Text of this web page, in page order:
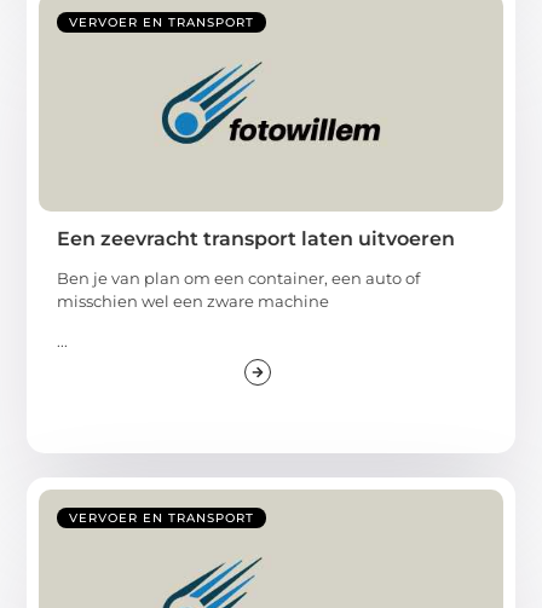
VERVOER EN TRANSPORT
Een zeevracht transport laten uitvoeren
Ben je van plan om een container, een auto of
misschien wel een zware machine
...
VERVOER EN TRANSPORT